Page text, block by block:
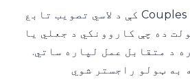
عکسونه په Couples Dating کې د لاسي تصویب تابع
ده چې کاروونکي د جعلي یا
د متقابل عمل لپاره ساتي.
به ټولو راجستر شوي